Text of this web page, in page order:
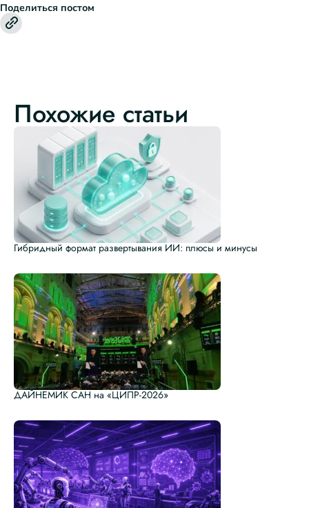
Поделиться постом
Похожие статьи
Гибридный формат развертывания ИИ: плюсы и минусы
ДАЙНЕМИК САН на «ЦИПР-2026»